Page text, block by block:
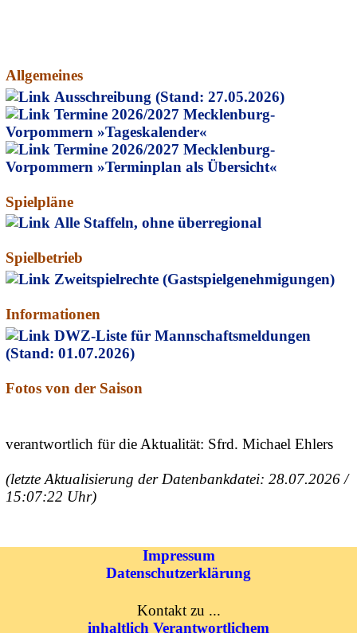
Allgemeines
Ausschreibung (Stand: 27.05.2026)
Termine 2026/2027 Mecklenburg-
Vorpommern »Tageskalender«
Termine 2026/2027 Mecklenburg-
Vorpommern »Terminplan als Übersicht«
Spielpläne
Alle Staffeln, ohne überregional
Spielbetrieb
Zweitspielrechte (Gastspielgenehmigungen)
Informationen
DWZ-Liste für Mannschaftsmeldungen
(Stand: 01.07.2026)
Fotos von der Saison
verantwortlich für die Aktualität: Sfrd. Michael Ehlers
(letzte Aktualisierung der Datenbankdatei: 28.07.2026 /
15:07:22 Uhr)
Impressum
Datenschutzerklärung
Kontakt zu ...
inhaltlich Verantwortlichem